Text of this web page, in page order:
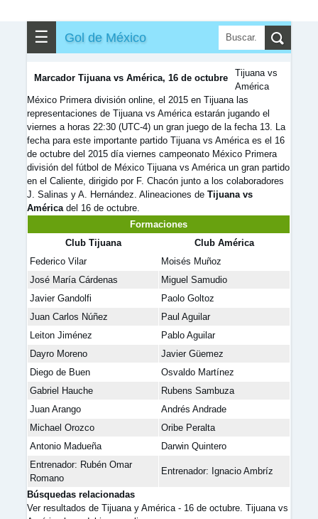
☰ Gol de México
Marcador Tijuana vs América, 16 de octubre
Tijuana vs
América
México Primera división online, el 2015 en Tijuana las
representaciones de Tijuana vs América estarán jugando el
viernes a horas 22:30 (UTC-4) un gran juego de la fecha 13. La
fecha para este importante partido Tijuana vs América es el 16
de octubre del 2015 día viernes campeonato México Primera
división del fútbol de México Tijuana vs América un gran partido
en el Caliente, dirigido por F. Chacón junto a los colaboradores
J. Salinas y A. Hernández. Alineaciones de Tijuana vs
Américadel 16 de octubre.
Formaciones
Club Tijuana
Club América
Federico Vilar
Moisés Muñoz
José María Cárdenas
Miguel Samudio
Javier Gandolfi
Paolo Goltoz
Juan Carlos Núñez
Paul Aguilar
Leiton Jiménez
Pablo Aguilar
Dayro Moreno
Javier Güemez
Diego de Buen
Osvaldo Martínez
Gabriel Hauche
Rubens Sambuza
Juan Arango
Andrés Andrade
Michael Orozco
Oribe Peralta
Antonio Madueña
Darwin Quintero
Entrenador: Rubén Omar
Romano
Entrenador: Ignacio Ambríz
Búsquedas relacionadas
Ver resultados de Tijuana y América - 16 de octubre. Tijuana vs
✎ ▼